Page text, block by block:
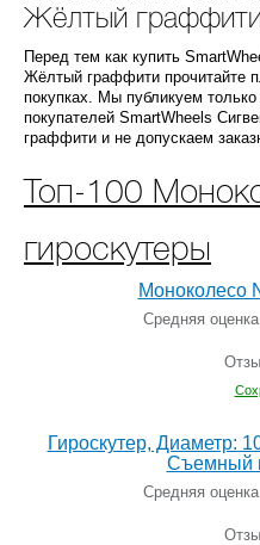
Жёлтый
Перед тем как купить
Жёлтый граффити прочитайте
покупках. Мы публикуем
покупателей SmartWheels
граффити и не допускаем
Топ-100
гироскутеры
Моноколесо
Средняя
Гироскутер, Диаметр:
Съемный
Средняя